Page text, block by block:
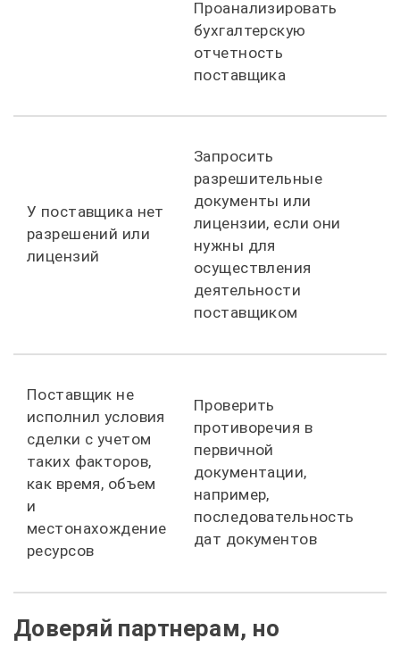
Проанализировать
бухгалтерскую
отчетность
поставщика
У поставщика нет
разрешений или
лицензий
Запросить
разрешительные
документы или
лицензии, если они
нужны для
осуществления
деятельности
поставщиком
Поставщик не
исполнил условия
сделки с учетом
таких факторов,
как время, объем
и
местонахождение
ресурсов
Проверить
противоречия в
первичной
документации,
например,
последовательность
дат документов
Доверяй партнерам, но